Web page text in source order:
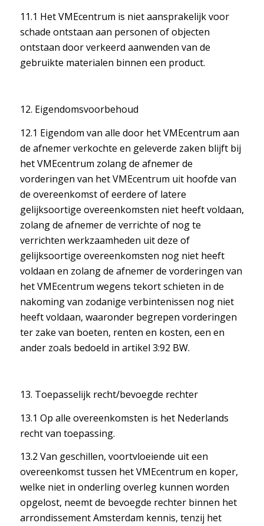
11.1 Het VMEcentrum is niet aansprakelijk voor
schade ontstaan aan personen of objecten
ontstaan door verkeerd aanwenden van de
gebruikte materialen binnen een product.
12. Eigendomsvoorbehoud
12.1 Eigendom van alle door het VMEcentrum aan
de afnemer verkochte en geleverde zaken blijft bij
het VMEcentrum zolang de afnemer de
vorderingen van het VMEcentrum uit hoofde van
de overeenkomst of eerdere of latere
gelijksoortige overeenkomsten niet heeft voldaan,
zolang de afnemer de verrichte of nog te
verrichten werkzaamheden uit deze of
gelijksoortige overeenkomsten nog niet heeft
voldaan en zolang de afnemer de vorderingen van
het VMEcentrum wegens tekort schieten in de
nakoming van zodanige verbintenissen nog niet
heeft voldaan, waaronder begrepen vorderingen
ter zake van boeten, renten en kosten, een en
ander zoals bedoeld in artikel 3:92 BW.
13. Toepasselijk recht/bevoegde rechter
13.1 Op alle overeenkomsten is het Nederlands
recht van toepassing.
13.2 Van geschillen, voortvloeiende uit een
overeenkomst tussen het VMEcentrum en koper,
welke niet in onderling overleg kunnen worden
opgelost, neemt de bevoegde rechter binnen het
arrondissement Amsterdam kennis, tenzij het